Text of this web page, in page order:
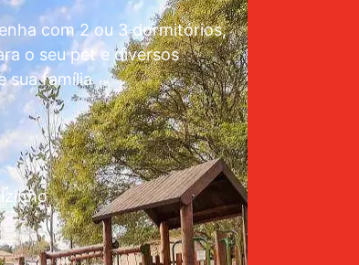
com 2 ou 3 dormitórios,
o seu pet e diversos
sua família